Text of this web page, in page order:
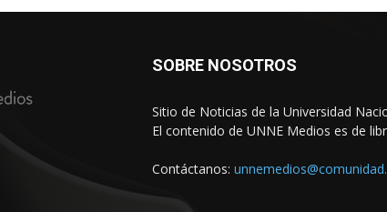
SOBRE NOSOTROS
Sitio de Noticias de la Universidad
El contenido de UNNE Medios es de
Contáctanos: